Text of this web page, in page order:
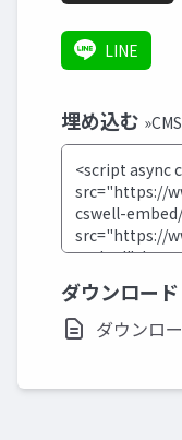
LINE
埋め込む
ダウンロード
ダウンロ